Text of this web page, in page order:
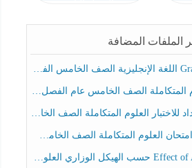
الملفات المضافة
الصف الخامس عام الفصل الدراسي الثالث 2025-2026
العلوم المتكاملة الصف الخامس عام الفصل الثالث
المتكاملة الصف الخامس انسبير الفصل الثالث